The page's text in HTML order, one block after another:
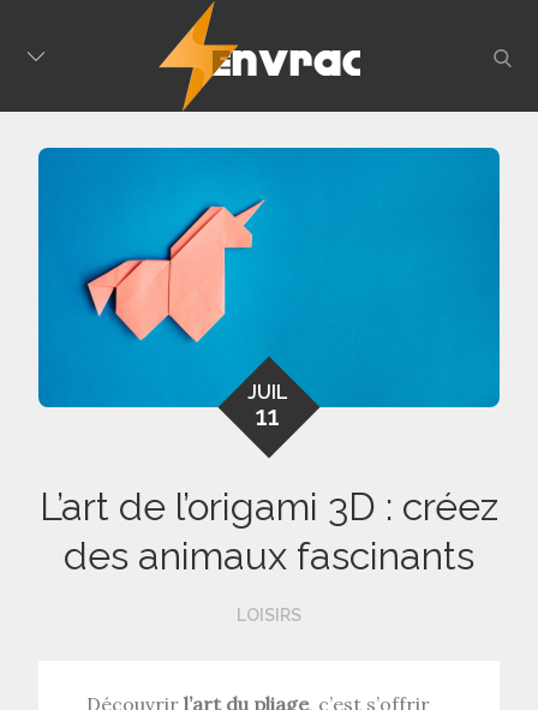
JUIL
11
L’art de l’origami 3D : créez
des animaux fascinants
LOISIRS
Découvrirl’art du pliage, c’est s’offrir